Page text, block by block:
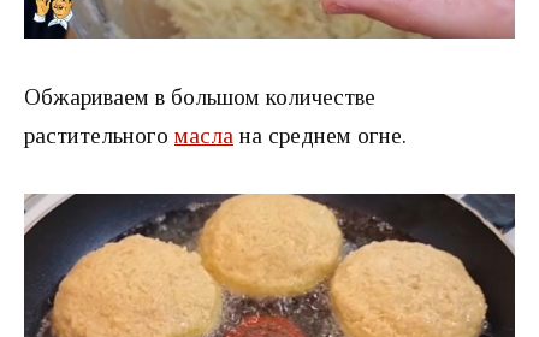
Обжариваем в большом количестве
растительного масла на среднем огне.